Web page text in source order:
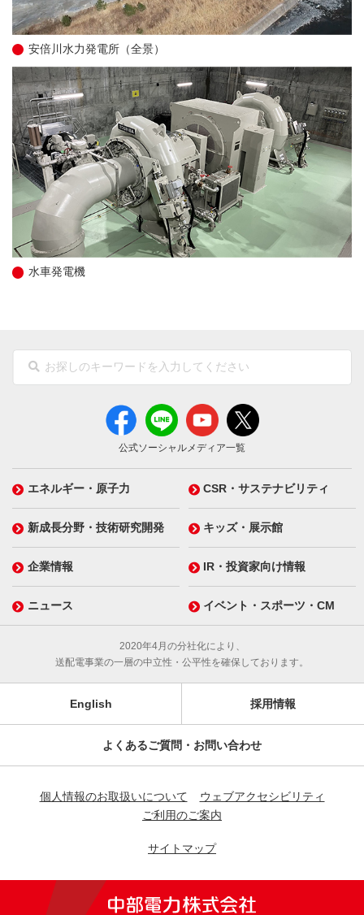
安倍川水力発電所（全景）
水車発電機
公式ソーシャルメディア一覧
エネルギー・原子力 CSR・サステナビリティ
新成長分野・技術研究開発 キッズ・展示館
企業情報 IR・投資家向け情報
ニュース イベント・スポーツ・CM
2020年4月の分社化により、
送配電事業の一層の中立性・公平性を確保しております。
English 採用情報
よくあるご質問・お問い合わせ
個人情報のお取扱いについて
ウェブアクセシビリティ
ご利用のご案内
サイトマップ